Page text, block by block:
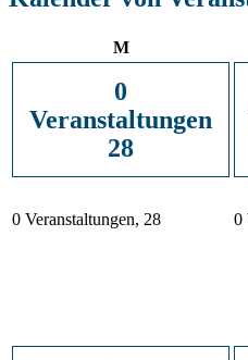
MMontag
0
Veranstaltungen
28
0 Veranstaltungen, 28 0